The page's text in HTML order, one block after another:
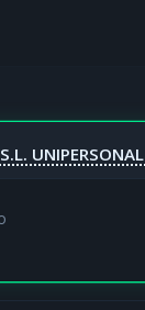
UNIPERSONAL